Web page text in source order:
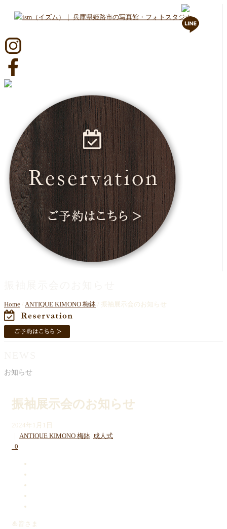
Home ANTIQUE KIMONO 梅鉢 / 振袖展示会のお知らせ
お知らせ
振袖展示会のお知らせ
2024年1月1日
ANTIQUE KIMONO 梅鉢, 成人式
0
🎍皆さま